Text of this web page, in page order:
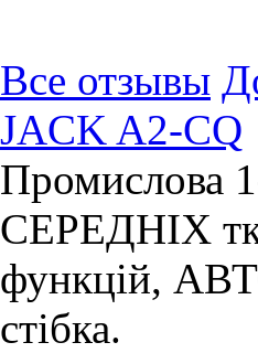
Все отзывы
JACK A2-CQ
Промислова
СЕРЕДНІХ
функцій,
стібка.